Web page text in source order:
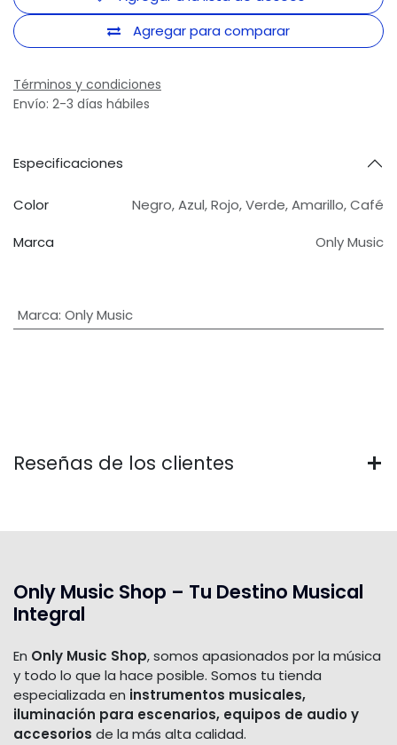
Agregar para comparar
Términos y condiciones
Envío: 2-3 días hábiles
Especificaciones
Color Negro,Azul,Rojo,Verde,Amarillo,Café
Marca
Only Music
Marca: Only Music
Reseñas de los clientes
Only Music Shop – Tu Destino Musical
Integral
En Only Music Shop, somos apasionados por la música
y todo lo que la hace posible. Somos tu tienda
especializada en instrumentos musicales,
iluminación para escenarios, equipos de audio y
accesorios de la más alta calidad.